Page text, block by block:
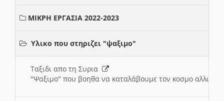
ΜΙΚΡΗ ΕΡΓΑΣΙΑ 2022-2023
Υλικο που στηριζει "ψαξιμο"
Ταξιδι απο τη Συρια
"Ψαξιμο" που βοηθα να καταλάβουμε τον κοσμο αλλων